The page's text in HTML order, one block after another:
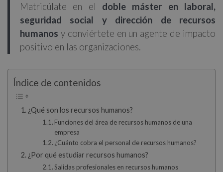
Matricúlate en el doble máster en laboral,
seguridad social y dirección de recursos
humanos y conviértete en un agente de impacto
positivo en las organizaciones.
Índice de contenidos
¿Qué son los recursos humanos?
Funciones del área de recursos humanos de una
empresa
¿Cuánto cobra el personal de recursos humanos?
¿Por qué estudiar recursos humanos?
Salidas profesionales en recursos humanos